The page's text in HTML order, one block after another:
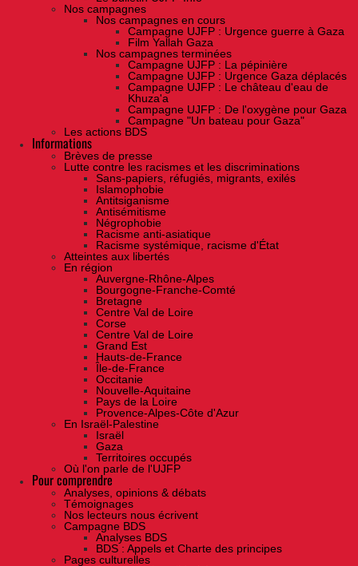
Nos campagnes
Nos campagnes en cours
Campagne UJFP : Urgence guerre à Gaza
Film Yallah Gaza
Nos campagnes terminées
Campagne UJFP : La pépinière
Campagne UJFP : Urgence Gaza déplacés
Campagne UJFP : Le château d'eau de
Khuza'a
Campagne UJFP : De l'oxygène pour Gaza
Campagne "Un bateau pour Gaza"
Les actions BDS
Informations
Brèves de presse
Lutte contre les racismes et les discriminations
Sans-papiers, réfugiés, migrants, exilés
Islamophobie
Antitsiganisme
Antisémitisme
Négrophobie
Racisme anti-asiatique
Racisme systémique, racisme d'État
Atteintes aux libertés
En région
Auvergne-Rhône-Alpes
Bourgogne-Franche-Comté
Bretagne
Centre Val de Loire
Corse
Centre Val de Loire
Grand Est
Hauts-de-France
Île-de-France
Occitanie
Nouvelle-Aquitaine
Pays de la Loire
Provence-Alpes-Côte d'Azur
En Israël-Palestine
Israël
Gaza
Territoires occupés
Où l'on parle de l'UJFP
Pour comprendre
Analyses, opinions & débats
Témoignages
Nos lecteurs nous écrivent
Campagne BDS
Analyses BDS
BDS : Appels et Charte des principes
Pages culturelles